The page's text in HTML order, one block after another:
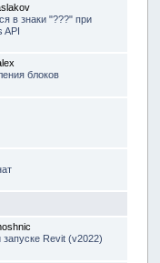
в знаки "???" при
API
блоков
Revit (v2022)